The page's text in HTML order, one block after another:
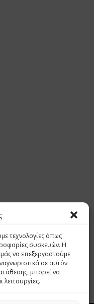
τεχνολογίες όπως
συσκευών. Η
να επεξεργαστούμε
σε αυτόν
μπορεί να